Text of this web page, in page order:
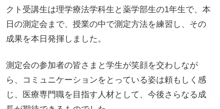
クト受講生は理学療法学科生と薬学部生の1年生で、本
日の測定会まで、授業の中で測定方法を練習し、その
成果を本日発揮しました。
測定会の参加者の皆さまと学生が笑顔を交わしなが
ら、コミュニケーションをとっている姿は頼もしく感
じ、医療専門職を目指す人材として、今後さらなる成